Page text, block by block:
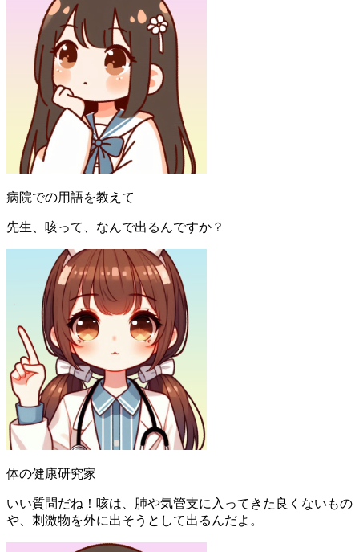
病院での用語を教えて
先生、咳って、なんで出るんですか？
体の健康研究家
いい質問だね！咳は、肺や気管支に入ってきた良くないもの
や、刺激物を外に出そうとして出るんだよ。